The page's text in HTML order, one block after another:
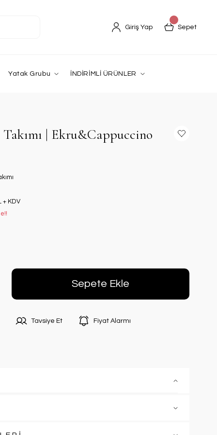
Giriş Yap Sepet
Yatak Grubu İNDİRİMLİ ÜRÜNLER
| Ekru&Cappuccino
+ KDV
Sepete Ekle
Tavsiye Et Fiyat Alarmı